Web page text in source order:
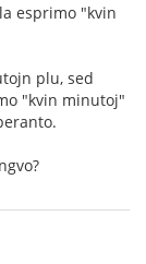
esprimo "kvin
plu, sed
"kvin minutoj"